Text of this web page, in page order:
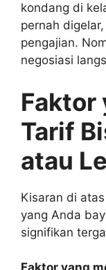
kondang di
pernah
pengajian.
negosiasi
Faktor
Tarif
atau
Kisaran di
yang Anda
signifikan